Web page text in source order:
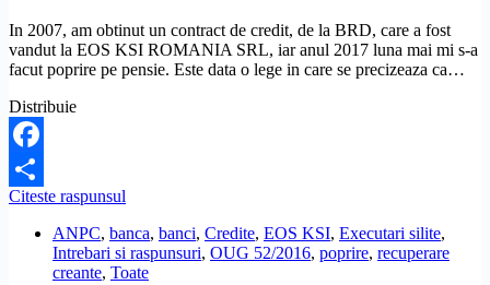
In 2007, am obtinut un contract de credit, de la BRD, care a fost
vandut la EOS KSI ROMANIA SRL, iar anul 2017 luna mai mi s-a
facut poprire pe pensie. Este data o lege in care se precizeaza ca…
Distribuie
Facebook
Share
Citeste raspunsul
lege
care
interzice
ANPC, banca, banci, Credite, EOS KSI, Executari silite,
Intrebari si raspunsuri, OUG 52/2016, poprire, recuperare
creante, Toate